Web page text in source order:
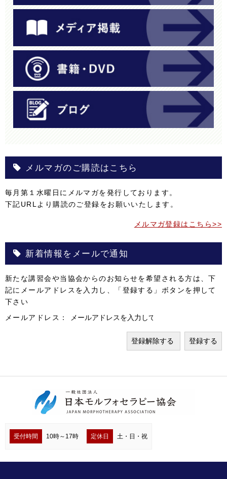
メルマガのご購読はこちら
毎月第１水曜日にメルマガを発行しております。
下記URLより購読のご登録をお願いいたします。
メルマガ登録はこちら>>
新着情報をメールで通知
新たな講習会や当協会からのお知らせを希望される方は、下
記にメールアドレスを入力し、「登録する」ボタンを押して
下さい
メールアドレス：
受付時間 10時～17時 定休日 土・日・祝